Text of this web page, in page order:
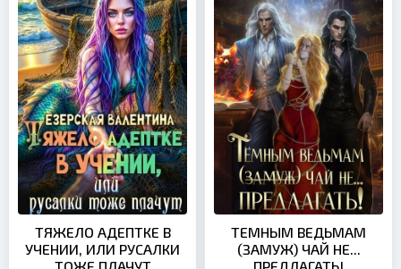
ТЯЖЕЛО АДЕПТКЕ В
УЧЕНИИ, ИЛИ РУСАЛКИ
ТОЖЕ ПЛАЧУТ
ТЕМНЫМ ВЕДЬМАМ
(ЗАМУЖ) ЧАЙ НЕ...
ПРЕДЛАГАТЬ!